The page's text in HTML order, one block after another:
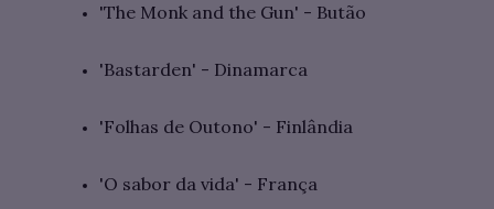
'The Monk and the Gun' - Butão
'Bastarden' - Dinamarca
'Folhas de Outono' - Finlândia
'O sabor da vida' - França